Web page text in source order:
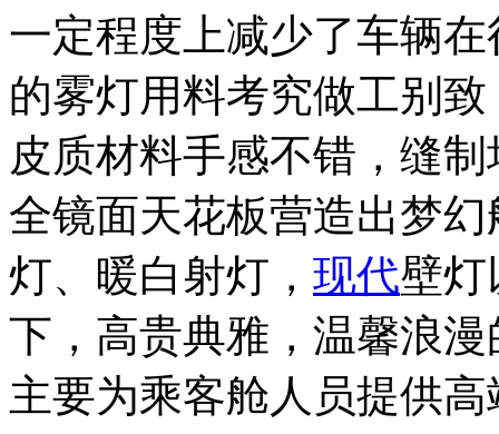
一定程度上减少了车辆
的雾灯用料考究做工别
皮质材料手感不错，缝
全镜面天花板营造出梦
灯、暖白射灯， 现代壁灯
下，高贵典雅，温馨浪
主要为乘客舱人员提供